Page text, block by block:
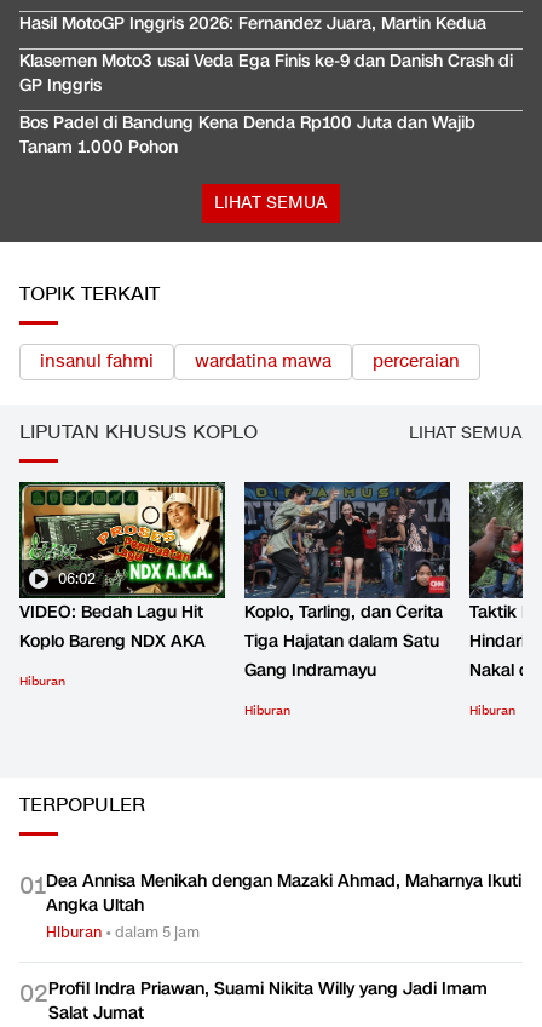
Hasil MotoGP Inggris 2026: Fernandez Juara, Martin Kedua
Klasemen Moto3 usai Veda Ega Finis ke-9 dan Danish Crash di
GP Inggris
Bos Padel di Bandung Kena Denda Rp100 Juta dan Wajib
Tanam 1.000 Pohon
LIHAT SEMUA
TOPIK TERKAIT
insanul fahmi wardatina mawa perceraian
LIPUTAN KHUSUS KOPLO LIHAT SEMUA
06:02
VIDEO: Bedah Lagu Hit
Koplo Bareng NDX AKA
Hiburan
Koplo, Tarling, dan Cerita
Tiga Hajatan dalam Satu
Gang Indramayu
Hiburan
Taktik
Hindari
Nakal
Hiburan
TERPOPULER
01Dea Annisa Menikah dengan Mazaki Ahmad, Maharnya Ikuti
Angka Ultah
Hiburan •dalam 5 jam
02Profil Indra Priawan, Suami Nikita Willy yang Jadi Imam
Salat Jumat